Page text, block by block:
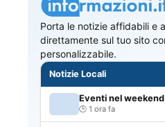
Porta le notizie affidabili e
direttamente sul tuo sito
personalizzabile.
Notizie Locali
Eventi nel
1 ora fa